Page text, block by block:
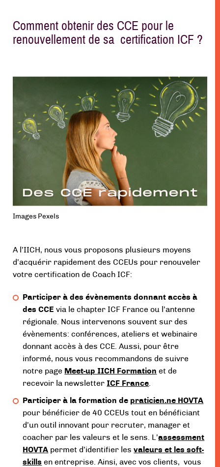
Comment obtenir des CCE pour le
renouvellement de sa certification ICF ?
Images Pexels
A l’IICH, nous vous proposons plusieurs moyens
d’acquérir rapidement des CCEUs pour renouveler
votre certification de Coach ICF:
Participer à des évènements donnant accès à
des CCEvia le chapter ICF France ou l’antenne
régionale. Nous intervenons souvent sur des
évènements: conférences, ateliers et webinaire
donnant accès à des CCE. Aussi, pour être
informé, nous vous recommandons de suivre
notre page Meet-up IICH Formation et de
recevoir la newsletter ICF France
Participer à la formation de praticien.ne HOVTA
pour bénéficier de 40 CCEUs tout en bénéficiant
d’un outil innovant pour recruter, manager et
coacher par les valeurs et le sens. L’assessment
HOVTA permet d’identifier lesvaleurs et les soft-
skills en entreprise. Ainsi, avec vos clients, vous